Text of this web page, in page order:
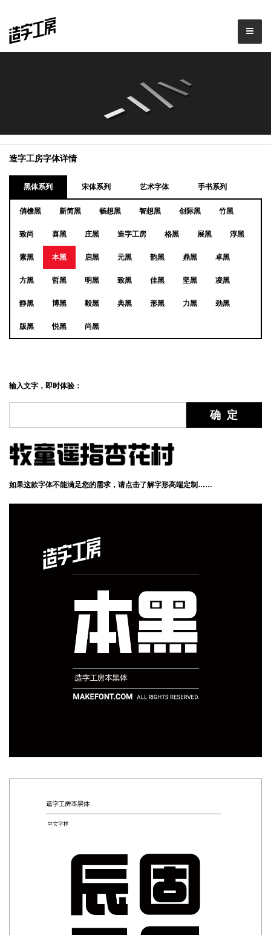
造字工房字体详情
黑体系列 宋体系列 艺术字体 手书系列
俏檐黑 新简黑 畅想黑 智想黑 创际黑 竹黑
致尚 喜黑 庄黑 造字工房 格黑 展黑 淳黑
素黑 本黑 启黑 元黑 韵黑 鼎黑 卓黑
方黑 哲黑 明黑 致黑 佳黑 坚黑 凌黑
静黑 博黑 毅黑 典黑 形黑 力黑 劲黑
版黑 悦黑 尚黑
输入文字，即时体验：
如果这款字体不能满足您的需求，请点击了解字形高端定制……